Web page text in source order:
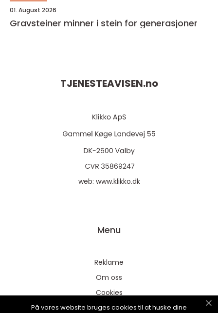
01. August 2026
Gravsteiner minner i stein for generasjoner
TJENESTEAVISEN.no
web: www.klikko.dk
Menu
Reklame
Om oss
Cookies
Kontakt Oss
På vores website bruges cookies til at huske dine